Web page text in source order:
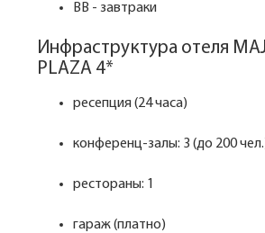
BB - завтраки
Инфраструктура отеля
PLAZA 4*
ресепция (24 часа)
конференц-залы: 3 (до 200
рестораны: 1
гараж (платно)